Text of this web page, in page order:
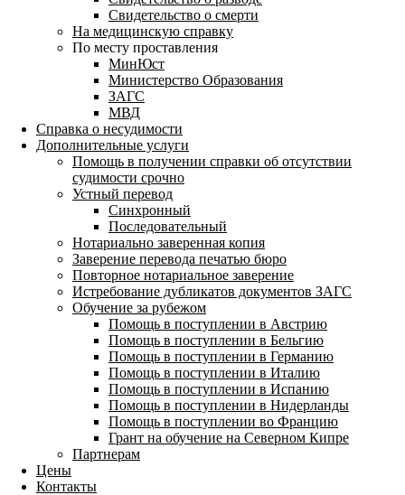
Свидетельство о смерти
На медицинскую справку
По месту проставления
МинЮст
Министерство Образования
ЗАГС
МВД
Справка о несудимости
Дополнительные услуги
Помощь в получении справки об отсутствии
судимости срочно
Устный перевод
Синхронный
Последовательный
Нотариально заверенная копия
Заверение перевода печатью бюро
Повторное нотариальное заверение
Истребование дубликатов документов ЗАГС
Обучение за рубежом
Помощь в поступлении в Австрию
Помощь в поступлении в Бельгию
Помощь в поступлении в Германию
Помощь в поступлении в Италию
Помощь в поступлении в Испанию
Помощь в поступлении в Нидерланды
Помощь в поступлении во Францию
Грант на обучение на Северном Кипре
Партнерам
Цены
Контакты